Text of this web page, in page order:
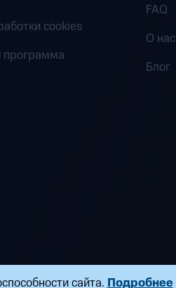
сайта.Подробнее
cookies
программа
FAQ
О нас
Блог
защищены